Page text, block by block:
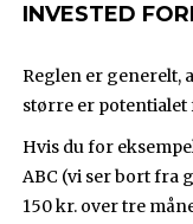
INVESTED
Reglen er generelt,
større er
Hvis du for
ABC (vi ser bort fra
150 kr. over tre